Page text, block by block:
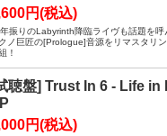
円(税込)
振りのLabyrinth降臨ライヴも話題を呼
ノ巨匠の[Prologue]音源をリマスタリ
！
聴盤] Trust In 6 - Life in
円(税込)